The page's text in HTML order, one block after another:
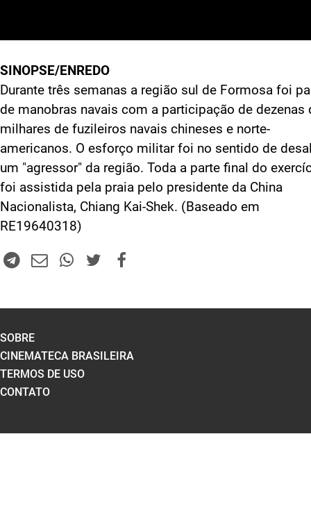
SINOPSE/ENREDO
Durante três semanas a região sul de Formosa foi
de manobras navais com a participação de dezenas
milhares de fuzileiros navais chineses e norte-
americanos. O esforço militar foi no sentido de
um "agressor" da região. Toda a parte final do
foi assistida pela praia pelo presidente da China
Nacionalista, Chiang Kai-Shek. (Baseado em
RE19640318)
SOBRE
CINEMATECA BRASILEIRA
TERMOS DE USO
CONTATO